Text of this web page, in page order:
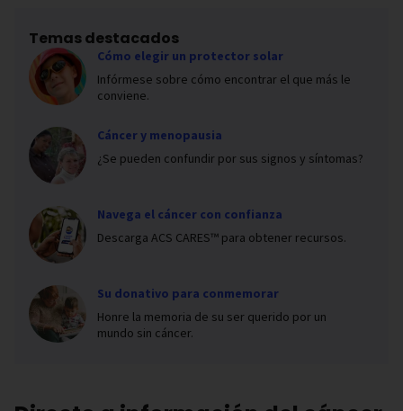
Temas destacados
Cómo elegir un protector solar
Infórmese sobre cómo encontrar el que más le
conviene.
Cáncer y menopausia
¿Se pueden confundir por sus signos y síntomas?
Navega el cáncer con confianza
Descarga ACS CARES™ para obtener recursos.
Su donativo para conmemorar
Honre la memoria de su ser querido por un
mundo sin cáncer.